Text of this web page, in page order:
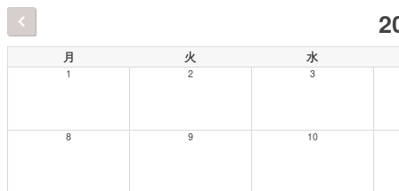
月 火 水
1 2 3
8 9 10